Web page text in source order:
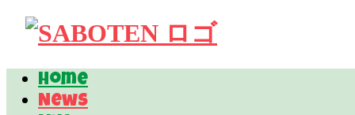
Home
News